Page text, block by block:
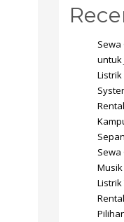
Mon-Fri 9:00AM
Sat - 9:00AM-
Sundays by
Sewa
untuk
Musik